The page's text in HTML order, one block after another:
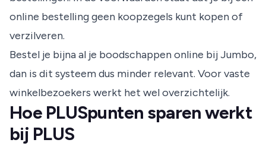
online bestelling geen koopzegels kunt kopen of
verzilveren.
Bestel je bijna al je boodschappen online bij Jumbo,
dan is dit systeem dus minder relevant. Voor vaste
winkelbezoekers werkt het wel overzichtelijk.
Hoe PLUSpunten sparen werkt
bij PLUS